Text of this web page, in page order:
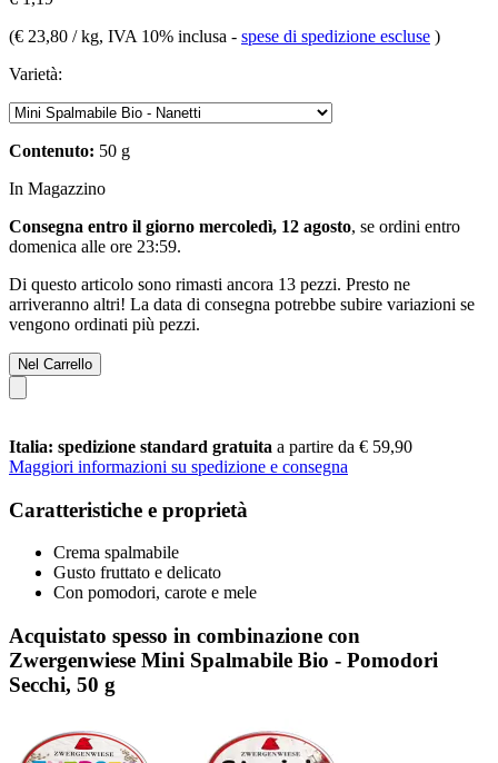
(€ 23,80 / kg, IVA 10% inclusa - spese di spedizione escluse )
Varietà:
Contenuto: 50 g
In Magazzino
Consegna entro il giorno mercoledì, 12 agosto, se ordini entro
domenica alle ore 23:59.
Di questo articolo sono rimasti ancora 13 pezzi. Presto ne
arriveranno altri! La data di consegna potrebbe subire variazioni se
vengono ordinati più pezzi.
Nel Carrello
Italia: spedizione standard gratuita a partire da € 59,90
Maggiori informazioni su spedizione e consegna
Caratteristiche e proprietà
Crema spalmabile
Gusto fruttato e delicato
Con pomodori, carote e mele
Acquistato spesso in combinazione con
Zwergenwiese Mini Spalmabile Bio - Pomodori
Secchi, 50 g